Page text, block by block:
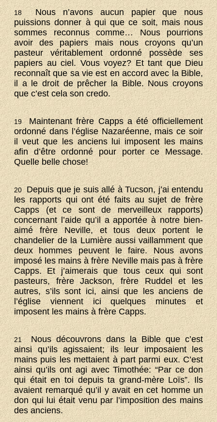
18Nous n’avons aucun papier que nous
puissions donner à qui que ce soit, mais nous
sommes reconnus comme… Nous pourrions
avoir des papiers mais nous croyons qu’un
pasteur véritablement ordonné possède ses
papiers au ciel. Vous voyez? Et tant que Dieu
reconnaît que sa vie est en accord avec la Bible,
il a le droit de prêcher la Bible. Nous croyons
que c’est cela son credo.
19Maintenant frère Capps a été officiellement
ordonné dans l’église Nazaréenne, mais ce soir
il veut que les anciens lui imposent les mains
afin d’être ordonné pour porter ce Message.
Quelle belle chose!
20Depuis que je suis allé à Tucson, j’ai entendu
les rapports qui ont été faits au sujet de frère
Capps (et ce sont de merveilleux rapports)
concernant l’aide qu’il a apportée à notre bien-
aimé frère Neville, et tous deux portent le
chandelier de la Lumière aussi vaillamment que
deux hommes peuvent le faire. Nous avons
imposé les mains à frère Neville mais pas à frère
Capps. Et j’aimerais que tous ceux qui sont
pasteurs, frère Jackson, frère Ruddel et les
autres, s’ils sont ici, ainsi que les anciens de
l’église viennent ici quelques minutes et
imposent les mains à frère Capps.
21Nous découvrons dans la Bible que c’est
ainsi qu’ils agissaient; ils leur imposaient les
mains puis les mettaient à part parmi eux. C’est
ainsi qu’ils ont agi avec Timothée: “Par ce don
qui était en toi depuis ta grand-mère Loïs”. Ils
avaient remarqué qu’il y avait en cet homme un
don qui lui était venu par l’imposition des mains
des anciens.